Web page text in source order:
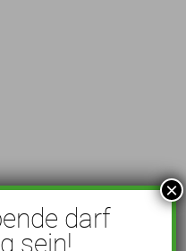
darf
sein!
×